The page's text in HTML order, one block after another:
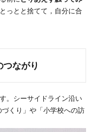
っとと捨てて，自分に合
つながり
。シーサイドライン沿い
くり」や「小学校への訪